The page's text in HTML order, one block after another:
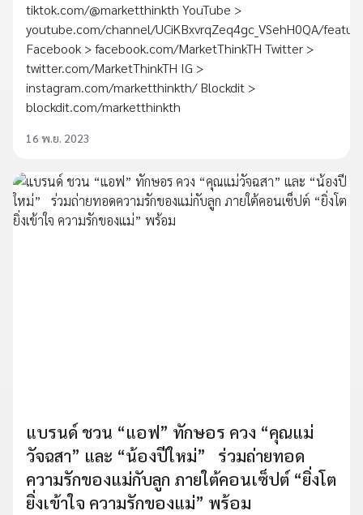
tiktok.com/@marketthinkth YouTube >
youtube.com/channel/UCiKBxvrqZeq4gc_VSehH0QA/
Facebook > facebook.com/MarketThinkTH Twitter >
twitter.com/MarketThinkTH IG >
instagram.com/marketthinkth/ Blockdit >
blockdit.com/marketthinkth
16 พ.ย. 2023
แบรนด์ ชวน “แอฟ” ทักษอร ควง “คุณแม่
วัจฉสา” และ “น้องปีใหม่” ร่วมถ่ายทอด
ความรักของแม่กับลูก ภายใต้คอนเซ็ปต์ “ยิ่งโต
ยิ่งเข้าใจ ความรักของแม่” พร้อม